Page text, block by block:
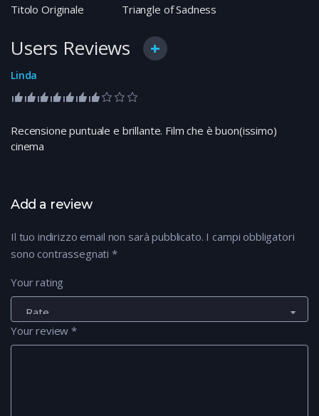
Titolo Originale
Triangle of Sadness
Add a review
Il tuo indirizzo email non sarà pubblicato. I campi obbligatori
sono contrassegnati *
Your rating
Your review*
Users Reviews
Linda
Recensione puntuale e brillante. Film che è buon(issimo)
cinema